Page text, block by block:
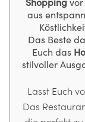
aus
Das Beste
Euch das
stilvoller
Lasst Euch
Das